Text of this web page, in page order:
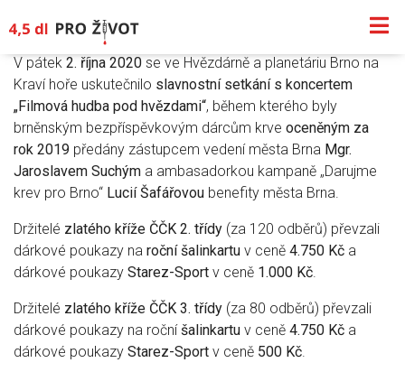
V pátek 2. října 2020 se ve Hvězdárně a planetáriu Brno na
Kraví hoře uskutečnilo slavnostní setkání s koncertem
„Filmová hudba pod hvězdami“, během kterého byly
brněnským bezpříspěvkovým dárcům krve oceněným za
rok 2019 předány zástupcem vedení města Brna Mgr.
Jaroslavem Suchým a ambasadorkou kampaně „Darujme
krev pro Brno“ Lucií Šafářovou benefity města Brna.
Držitelé zlatého kříže ČČK 2. třídy (za 120 odběrů) převzali
dárkové poukazy na roční šalinkartu v ceně 4.750 Kč a
dárkové poukazy Starez-Sport v ceně 1.000 Kč.
Držitelé zlatého kříže ČČK 3. třídy (za 80 odběrů) převzali
dárkové poukazy na ročníšalinkartu v ceně 4.750 Kč a
dárkové poukazy Starez-Sport v ceně 500 Kč.